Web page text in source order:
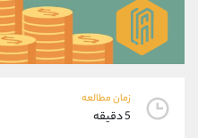
زمان مطالعه
5 دقیقه
واتساپ
تلگرام
پشتیبان فروش